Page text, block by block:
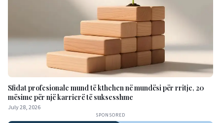
Sfidat profesionale mund të kthehen në mundësi për rritje, 20
mësime për një karrierë të suksesshme
July 28, 2026
SPONSORED